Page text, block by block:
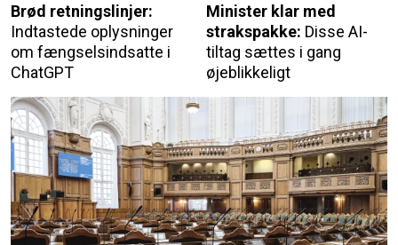
Brød retningslinjer:
Indtastede oplysninger
om fængselsindsatte i
ChatGPT
Minister klar med
strakspakke: Disse AI-
tiltag sættes i gang
øjeblikkeligt